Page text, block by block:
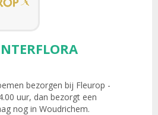
bezorgen bij Fleurop -
uur, dan bezorgt een
nog in Woudrichem.